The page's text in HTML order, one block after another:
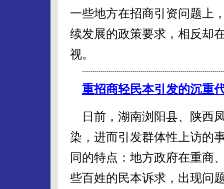
一些地方在招商引资问题上
续发展的政策要求，相反却
视。
重招商轻民本引发的沉重
日前，湖南浏阳县、陕西
染，进而引发群体性上访的
同的特点：地方政府在重商
些百姓的民本诉求，出现问